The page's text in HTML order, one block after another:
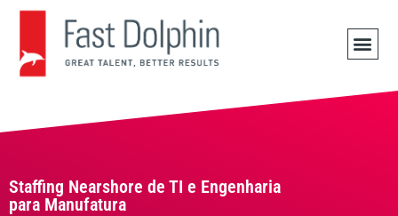
Staffing Nearshore de TI e Engenharia
para Manufatura